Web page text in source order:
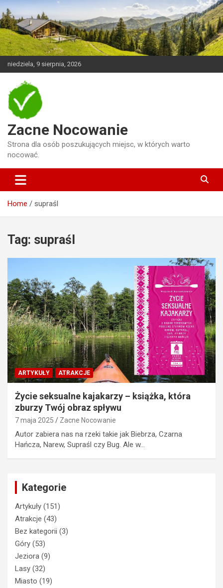
Skip
to
content
niedziela, 9 sierpnia, 2026
Zacne Nocowanie
Strona dla osób poszukujących miejsc, w których warto
nocować.
Home supraśl
Tag: supraśl
ARTYKUŁY ATRAKCJE
Życie seksualne kajakarzy – książka, która
zburzy Twój obraz spływu
7 maja 2025 Zacne Nocowanie
Autor zabiera nas na rzeki takie jak Biebrza, Czarna
Hańcza, Narew, Supraśl czy Bug. Ale w…
Kategorie
Artykuły (151)
Atrakcje (43)
Bez kategorii (3)
Góry (53)
Jeziora (9)
Lasy (32)
Miasto (19)